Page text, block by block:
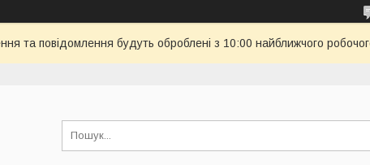
та повідомлення будуть оброблені з 10:00 найближчого